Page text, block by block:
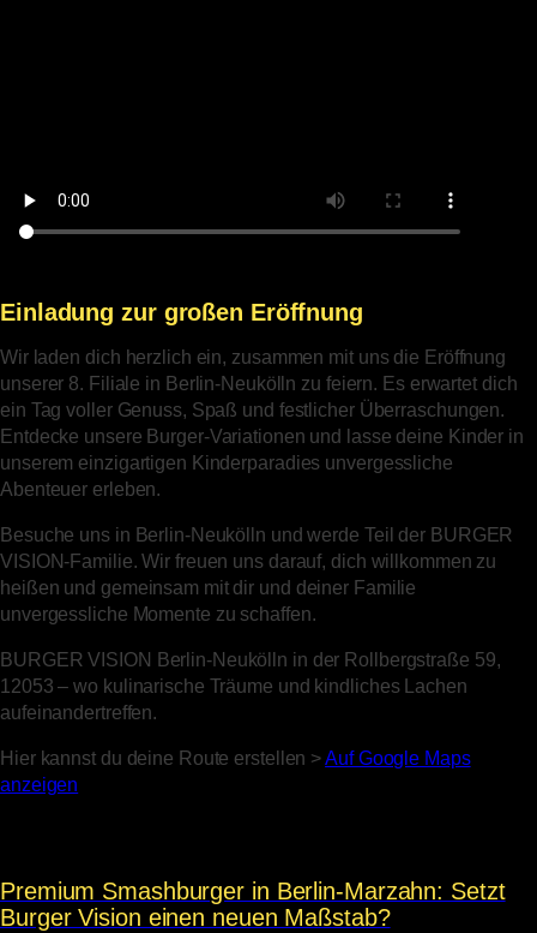
Einladung zur großen Eröffnung
Wir laden dich herzlich ein, zusammen mit uns die Eröffnung
unserer 8. Filiale in Berlin-Neukölln zu feiern. Es erwartet dich
ein Tag voller Genuss, Spaß und festlicher Überraschungen.
Entdecke unsere Burger-Variationen und lasse deine Kinder in
unserem einzigartigen Kinderparadies unvergessliche
Abenteuer erleben.
Besuche uns in Berlin-Neukölln und werde Teil der BURGER
VISION-Familie. Wir freuen uns darauf, dich willkommen zu
heißen und gemeinsam mit dir und deiner Familie
unvergessliche Momente zu schaffen.
BURGER VISION Berlin-Neukölln in der Rollbergstraße 59,
12053 – wo kulinarische Träume und kindliches Lachen
aufeinandertreffen.
Hier kannst du deine Route erstellen >Auf Google Maps
anzeigen
Premium Smashburger in Berlin-Marzahn: Setzt
Burger Vision einen neuen Maßstab?